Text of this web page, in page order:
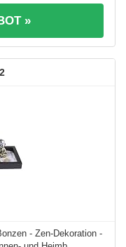
»
2
- Zen-Dekoration -